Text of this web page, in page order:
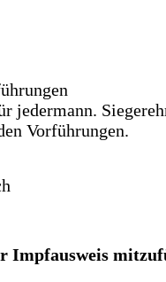
jedermann.
Vorführungen.
Impfausweis